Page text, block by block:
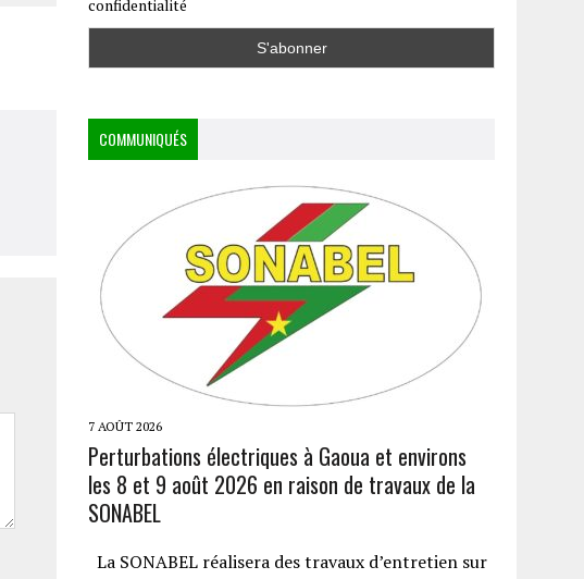
confidentialité
COMMUNIQUÉS
7 AOÛT 2026
Perturbations électriques à Gaoua et environs
les 8 et 9 août 2026 en raison de travaux de la
SONABEL
La SONABEL réalisera des travaux d’entretien sur